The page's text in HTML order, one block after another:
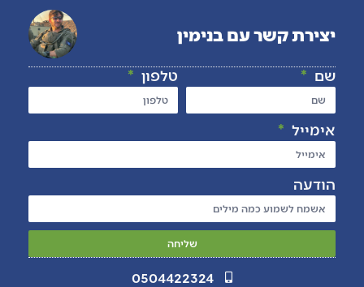
יצירת קשר עם בנימין
שם טלפון
אימייל
הודעה
שליחה
0504422324